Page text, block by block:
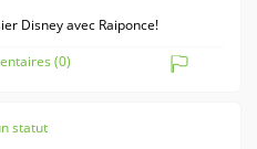
Disney avec Raiponce!
(0)
statut